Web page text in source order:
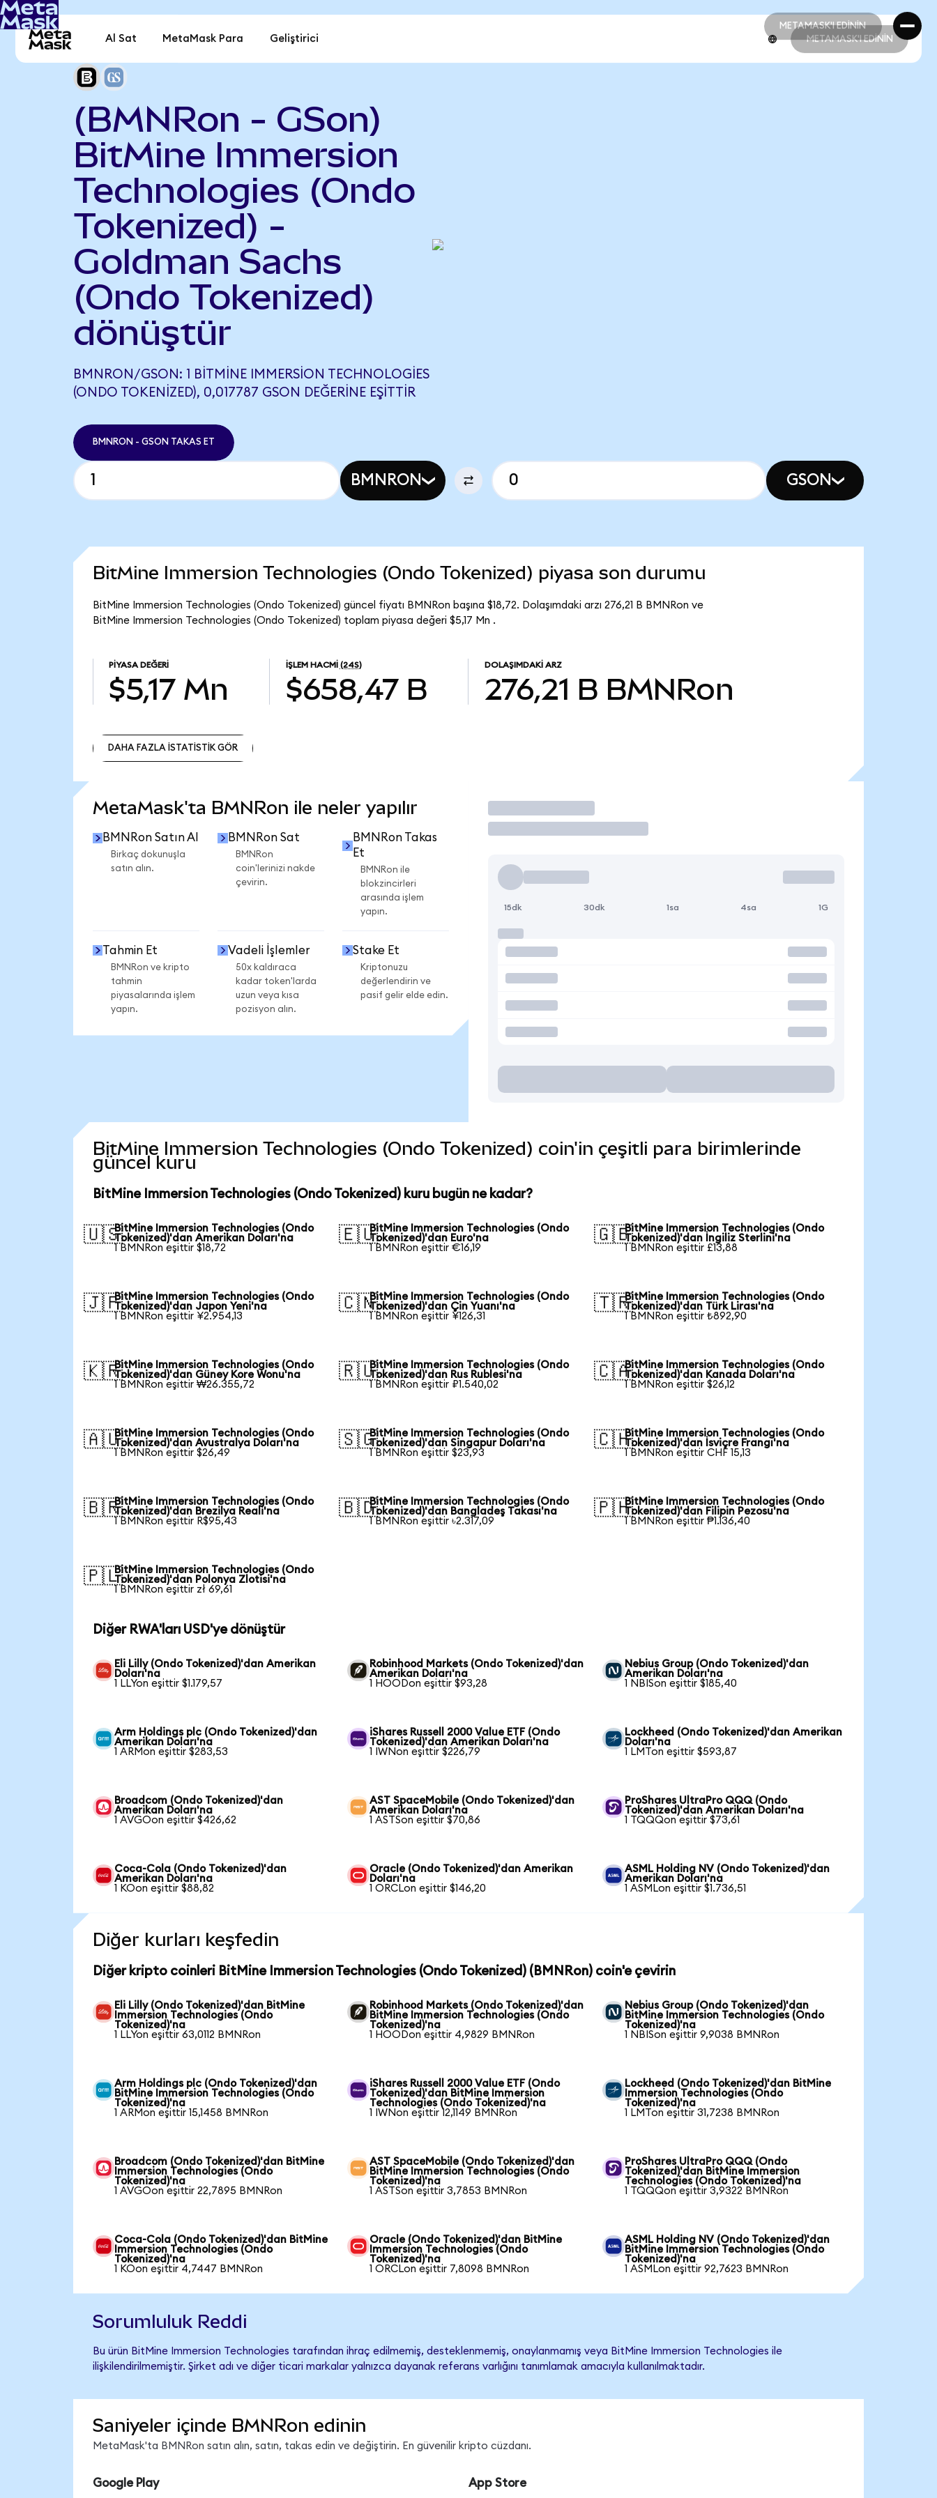
METAMASK'I EDİNİN
METAMASK'I EDİNİN
Al Sat MetaMask Para Geliştirici METAMASK'I EDİNİN
(BMNRon - GSon)
BitMine Immersion
Technologies (Ondo
Tokenized) -
Goldman Sachs
(Ondo Tokenized)
dönüştür
BMNRON/GSON: 1 BITMINE IMMERSION TECHNOLOGIES
(ONDO TOKENIZED), 0,017787 GSON DEĞERINE EŞITTIR
BMNRON - GSON TAKAS ET
BMNRON GSON
BitMine Immersion Technologies (Ondo Tokenized) piyasa son durumu
BitMine Immersion Technologies (Ondo Tokenized) güncel fiyatı BMNRon başına $18,72. Dolaşımdaki arzı 276,21 B BMNRon ve
BitMine Immersion Technologies (Ondo Tokenized) toplam piyasa değeri $5,17 Mn .
PIYASA DEĞERI
$5,17 Mn
İŞLEM HACMI (24S)
$658,47 B
DOLAŞIMDAKI ARZ
276,21 B BMNRon
DAHA FAZLA İSTATİSTİK GÖR
MetaMask'ta BMNRon ile neler yapılır
BMNRon Satın Al
Birkaç dokunuşla
satın alın.
BMNRon Sat
BMNRon
coin'lerinizi nakde
çevirin.
BMNRon Takas
Et
BMNRon ile
blokzincirleri
arasında işlem
yapın.
Tahmin Et
BMNRon ve kripto
tahmin
piyasalarında işlem
yapın.
Vadeli İşlemler
50x kaldıraca
kadar token'larda
uzun veya kısa
pozisyon alın.
Stake Et
Kriptonuzu
değerlendirin ve
pasif gelir elde edin.
İşlem Yap
15dk 30dk 1sa 4sa 1G
BitMine Immersion Technologies (Ondo Tokenized) coin'in çeşitli para birimlerinde
güncel kuru
BitMine Immersion Technologies (Ondo Tokenized) kuru bugün ne kadar?
🇺🇸BitMine Immersion Technologies (Ondo
Tokenized)'dan Amerikan Doları'na
1 BMNRon eşittir $18,72
🇪🇺BitMine Immersion Technologies (Ondo
Tokenized)'dan Euro'na
1 BMNRon eşittir €16,19
🇬🇧BitMine Immersion Technologies (Ondo
Tokenized)'dan İngiliz Sterlini'na
1 BMNRon eşittir £13,88
🇯🇵BitMine Immersion Technologies (Ondo
Tokenized)'dan Japon Yeni'na
1 BMNRon eşittir ¥2.954,13
🇨🇳BitMine Immersion Technologies (Ondo
Tokenized)'dan Çin Yuanı'na
1 BMNRon eşittir ¥126,31
🇹🇷BitMine Immersion Technologies (Ondo
Tokenized)'dan Türk Lirası'na
1 BMNRon eşittir ₺892,90
🇰🇷BitMine Immersion Technologies (Ondo
Tokenized)'dan Güney Kore Wonu'na
1 BMNRon eşittir ₩26.355,72
🇷🇺BitMine Immersion Technologies (Ondo
Tokenized)'dan Rus Rublesi'na
1 BMNRon eşittir ₽1.540,02
🇨🇦BitMine Immersion Technologies (Ondo
Tokenized)'dan Kanada Doları'na
1 BMNRon eşittir $26,12
🇦🇺BitMine Immersion Technologies (Ondo
Tokenized)'dan Avustralya Doları'na
1 BMNRon eşittir $26,49
🇸🇬BitMine Immersion Technologies (Ondo
Tokenized)'dan Singapur Doları'na
1 BMNRon eşittir $23,93
🇨🇭BitMine Immersion Technologies (Ondo
Tokenized)'dan İsviçre Frangı'na
1 BMNRon eşittir CHF 15,13
🇧🇷BitMine Immersion Technologies (Ondo
Tokenized)'dan Brezilya Reali'na
1 BMNRon eşittir R$95,43
🇧🇩BitMine Immersion Technologies (Ondo
Tokenized)'dan Bangladeş Takası'na
1 BMNRon eşittir ৳2.317,09
🇵🇭BitMine Immersion Technologies (Ondo
Tokenized)'dan Filipin Pezosu'na
1 BMNRon eşittir ₱1.136,40
🇵🇱BitMine Immersion Technologies (Ondo
Tokenized)'dan Polonya Zlotisi'na
1 BMNRon eşittir zł 69,61
Diğer RWA'ları USD'ye dönüştür
Eli Lilly (Ondo Tokenized)'dan Amerikan
Doları'na
1 LLYon eşittir $1.179,57
Robinhood Markets (Ondo Tokenized)'dan
Amerikan Doları'na
1 HOODon eşittir $93,28
Nebius Group (Ondo Tokenized)'dan
Amerikan Doları'na
1 NBISon eşittir $185,40
Arm Holdings plc (Ondo Tokenized)'dan
Amerikan Doları'na
1 ARMon eşittir $283,53
iShares Russell 2000 Value ETF (Ondo
Tokenized)'dan Amerikan Doları'na
1 IWNon eşittir $226,79
Lockheed (Ondo Tokenized)'dan Amerikan
Doları'na
1 LMTon eşittir $593,87
Broadcom (Ondo Tokenized)'dan
Amerikan Doları'na
1 AVGOon eşittir $426,62
AST SpaceMobile (Ondo Tokenized)'dan
Amerikan Doları'na
1 ASTSon eşittir $70,86
ProShares UltraPro QQQ (Ondo
Tokenized)'dan Amerikan Doları'na
1 TQQQon eşittir $73,61
Coca-Cola (Ondo Tokenized)'dan
Amerikan Doları'na
1 KOon eşittir $88,82
Oracle (Ondo Tokenized)'dan Amerikan
Doları'na
1 ORCLon eşittir $146,20
ASML Holding NV (Ondo Tokenized)'dan
Amerikan Doları'na
1 ASMLon eşittir $1.736,51
Diğer kurları keşfedin
Diğer kripto coinleri BitMine Immersion Technologies (Ondo Tokenized) (BMNRon) coin'e çevirin
Eli Lilly (Ondo Tokenized)'dan BitMine
Immersion Technologies (Ondo
Tokenized)'na
1 LLYon eşittir 63,0112 BMNRon
Robinhood Markets (Ondo Tokenized)'dan
BitMine Immersion Technologies (Ondo
Tokenized)'na
1 HOODon eşittir 4,9829 BMNRon
Nebius Group (Ondo Tokenized)'dan
BitMine Immersion Technologies (Ondo
Tokenized)'na
1 NBISon eşittir 9,9038 BMNRon
Arm Holdings plc (Ondo Tokenized)'dan
BitMine Immersion Technologies (Ondo
Tokenized)'na
1 ARMon eşittir 15,1458 BMNRon
iShares Russell 2000 Value ETF (Ondo
Tokenized)'dan BitMine Immersion
Technologies (Ondo Tokenized)'na
1 IWNon eşittir 12,1149 BMNRon
Lockheed (Ondo Tokenized)'dan BitMine
Immersion Technologies (Ondo
Tokenized)'na
1 LMTon eşittir 31,7238 BMNRon
Broadcom (Ondo Tokenized)'dan BitMine
Immersion Technologies (Ondo
Tokenized)'na
1 AVGOon eşittir 22,7895 BMNRon
AST SpaceMobile (Ondo Tokenized)'dan
BitMine Immersion Technologies (Ondo
Tokenized)'na
1 ASTSon eşittir 3,7853 BMNRon
ProShares UltraPro QQQ (Ondo
Tokenized)'dan BitMine Immersion
Technologies (Ondo Tokenized)'na
1 TQQQon eşittir 3,9322 BMNRon
Coca-Cola (Ondo Tokenized)'dan BitMine
Immersion Technologies (Ondo
Tokenized)'na
1 KOon eşittir 4,7447 BMNRon
Oracle (Ondo Tokenized)'dan BitMine
Immersion Technologies (Ondo
Tokenized)'na
1 ORCLon eşittir 7,8098 BMNRon
ASML Holding NV (Ondo Tokenized)'dan
BitMine Immersion Technologies (Ondo
Tokenized)'na
1 ASMLon eşittir 92,7623 BMNRon
Sorumluluk Reddi
Bu ürün BitMine Immersion Technologies tarafından ihraç edilmemiş, desteklenmemiş, onaylanmamış veya BitMine Immersion Technologies ile
ilişkilendirilmemiştir. Şirket adı ve diğer ticari markalar yalnızca dayanak referans varlığını tanımlamak amacıyla kullanılmaktadır.
Saniyeler içinde BMNRon edinin
MetaMask'ta BMNRon satın alın, satın, takas edin ve değiştirin. En güvenilir kripto cüzdanı.
Google Play App Store